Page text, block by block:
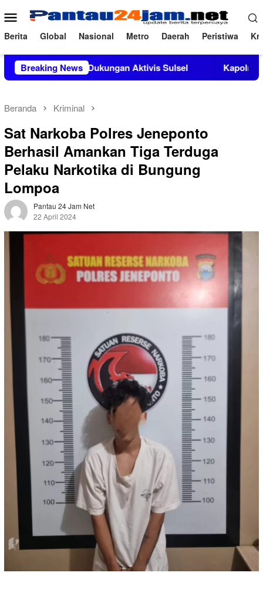
ke
konten
Menu
Mobile
Berita Global Nasional Metro Daerah Peristiwa
Breaking News
Dukungan Aktivis Sulsel Kapolres Polewali
Beranda Kriminal
Sat Narkoba Polres Jeneponto
Berhasil Amankan Tiga Terduga
Pelaku Narkotika di Bungung
Lompoa
Pantau 24 Jam Net
22 April 2024